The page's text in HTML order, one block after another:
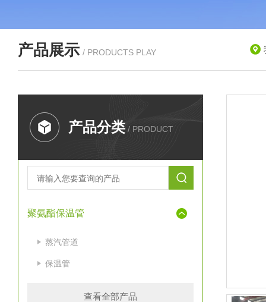
产品展示 / PRODUCTS PLAY
产品分类 / PRODUCT
聚氨酯保温管
蒸汽管道
保温管
查看全部产品